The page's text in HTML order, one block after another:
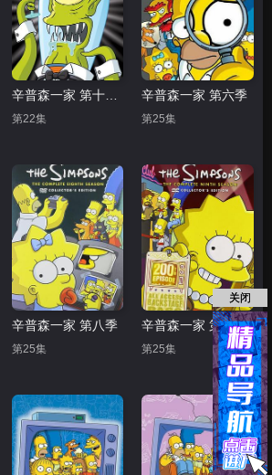
辛普森一家 第十四季
第22集
辛普森一家 第六季
第25集
辛普森一家 第八季
第25集
辛普森一家 第九季
第25集
关闭